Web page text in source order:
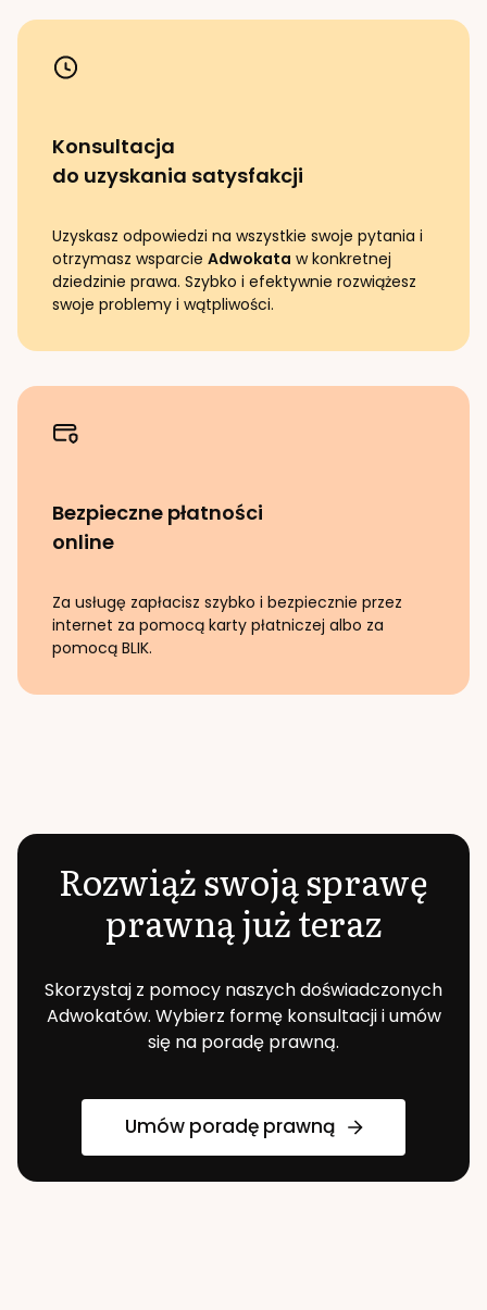
Konsultacja
do uzyskania satysfakcji
Uzyskasz odpowiedzi na wszystkie swoje pytania i
otrzymasz wsparcie Adwokata w konkretnej
dziedzinie prawa. Szybko i efektywnie rozwiążesz
swoje problemy i wątpliwości.
Bezpieczne płatności
online
Za usługę zapłacisz szybko i bezpiecznie przez
internet za pomocą karty płatniczej albo za
pomocą BLIK.
Rozwiąż swoją sprawę
prawną już teraz
Skorzystaj z pomocy naszych doświadczonych
Adwokatów. Wybierz formę konsultacji i umów
się na poradę prawną.
Umów poradę prawną